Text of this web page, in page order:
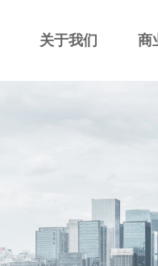
关于我们 商